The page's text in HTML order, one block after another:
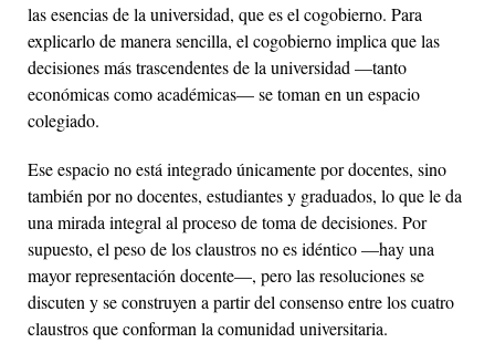
las esencias de la universidad, que es el cogobierno. Para
explicarlo de manera sencilla, el cogobierno implica que las
decisiones más trascendentes de la universidad —tanto
económicas como académicas— se toman en un espacio
colegiado.
Ese espacio no está integrado únicamente por docentes, sino
también por no docentes, estudiantes y graduados, lo que le da
una mirada integral al proceso de toma de decisiones. Por
supuesto, el peso de los claustros no es idéntico —hay una
mayor representación docente—, pero las resoluciones se
discuten y se construyen a partir del consenso entre los cuatro
claustros que conforman la comunidad universitaria.